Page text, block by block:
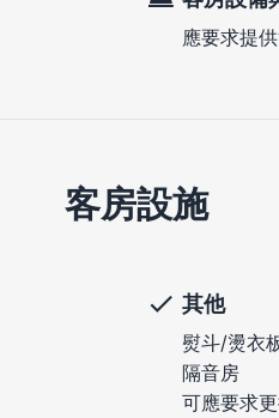
應要求提
客房設施
其他
熨斗/燙衣
隔音房
可應要求